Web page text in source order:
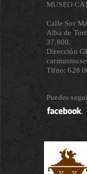
MUSEO
Calle Sor
Alba de
37.800.
Dirección
Tlfno: 628
Puedes